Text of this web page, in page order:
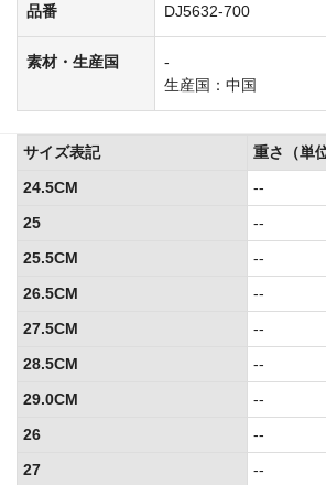
品番 DJ5632-700
素材・生産国
-
生産国：中国
サイズ表記
重さ（単位
24.5CM
--
25
--
25.5CM
--
26.5CM
--
27.5CM
--
28.5CM
--
29.0CM
--
26
--
27
--